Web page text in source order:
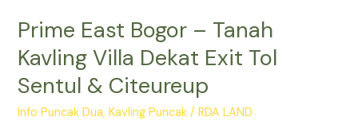
Prime East Bogor – Tanah
Kavling Villa Dekat Exit Tol
Sentul & Citeureup
Info Puncak Dua,Kavling Puncak /RDA LAND